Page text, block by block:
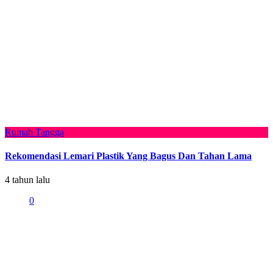
Rumah Tangga
Rekomendasi Lemari Plastik Yang Bagus Dan Tahan Lama
4 tahun lalu
0